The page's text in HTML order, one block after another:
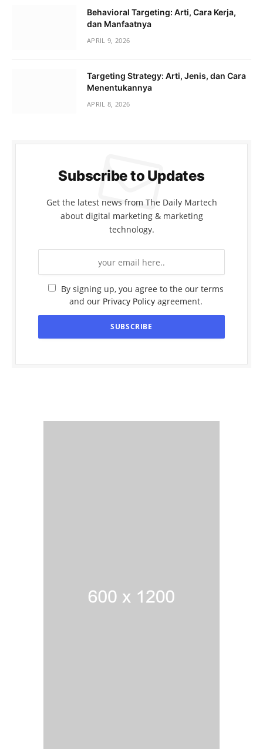
Behavioral Targeting: Arti, Cara Kerja,
dan Manfaatnya
APRIL 9, 2026
Targeting Strategy: Arti, Jenis, dan Cara
Menentukannya
APRIL 8, 2026
Subscribe to Updates
Get the latest news from The Daily Martech
about digital marketing & marketing
technology.
By signing up, you agree to the our terms
and our Privacy Policyagreement.